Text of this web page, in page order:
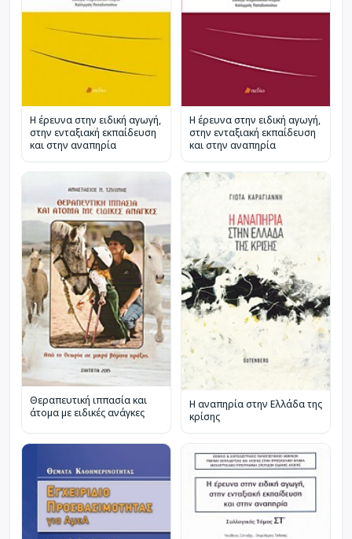
Η έρευνα στην ειδική αγωγή,
στην ενταξιακή εκπαίδευση
και στην αναπηρία
Η έρευνα στην ειδική αγωγή,
στην ενταξιακή εκπαίδευση
και στην αναπηρία
Θεραπευτική ιππασία και
άτομα με ειδικές ανάγκες
Η αναπηρία στην Ελλάδα της
κρίσης